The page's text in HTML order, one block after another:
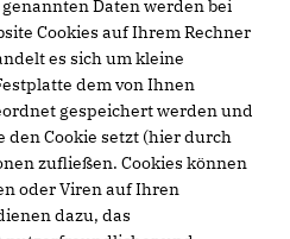
Daten werden bei
Cookies auf Ihrem Rechner
es sich um kleine
dem von Ihnen
gespeichert werden und
den Cookie setzt (hier durch
zufließen. Cookies können
oder Viren auf Ihren
dazu, das